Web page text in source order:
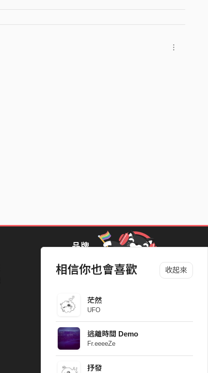
相信你也會喜歡 收起來
茫然
UFO
逃離時間 Demo
Fr.eeeeZe
抒發
品牌
StreetVoice Awards 街聲音樂獎
Packer 派歌
ParkPark Carnival
一起比 YEAH 吧